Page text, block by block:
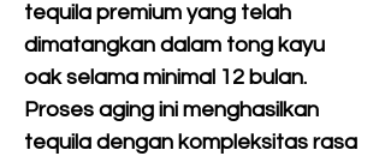
tequila premium yang telah
dimatangkan dalam tong kayu
oak selama minimal 12 bulan.
Proses aging ini menghasilkan
tequila dengan kompleksitas rasa